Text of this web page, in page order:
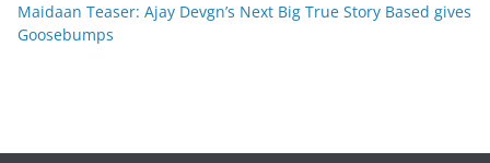
Maidaan Teaser: Ajay Devgn’s Next Big True Story Based gives
Goosebumps